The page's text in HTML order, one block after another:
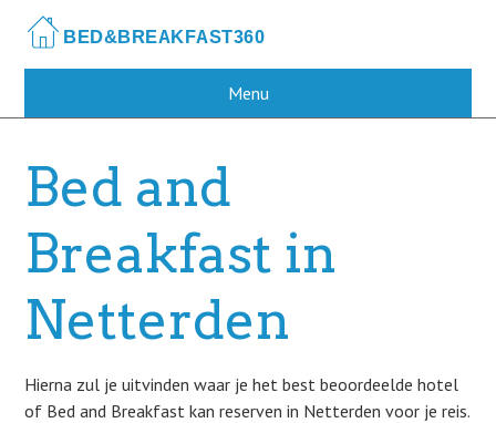
main
Menu
Bed and
Breakfast in
Netterden
Hierna zul je uitvinden waar je het best beoordeelde hotel
of Bed and Breakfast kan reserven in Netterden voor je reis.